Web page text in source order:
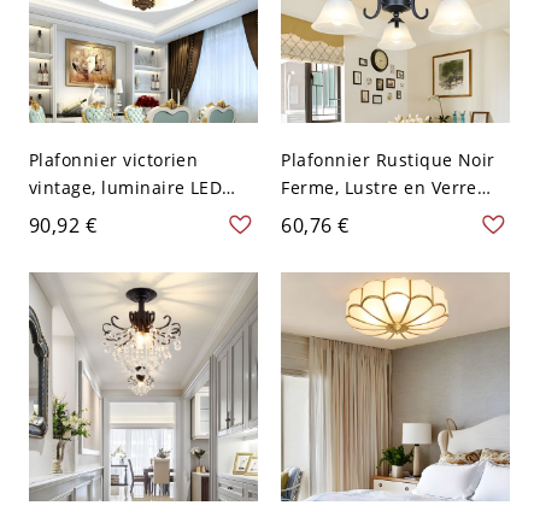
Plafonnier victorien
vintage, luminaire LED
bronze antique avec abat-
jour en verre dépoli - 110
V-120 V 34,29 cm Blanc
90,92 €
Plafonnier Rustique Noir
Ferme, Lustre en Verre
Givré pour Chambre - 110
V-120 V Cloche 3
60,76 €